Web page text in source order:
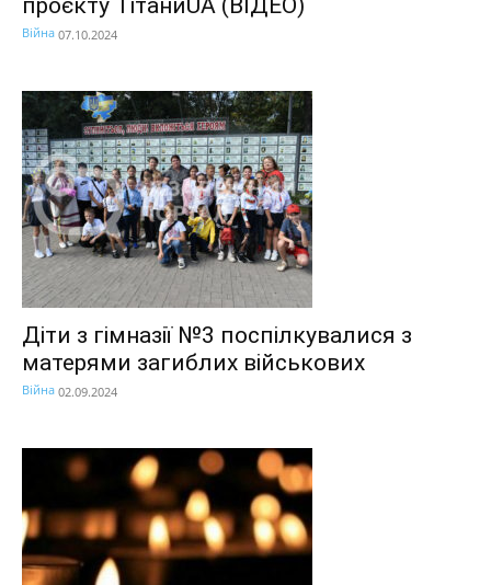
Війна 07.10.2024
Діти з гімназії №3 поспілкувалися з
матерями загиблих військових
Війна 02.09.2024